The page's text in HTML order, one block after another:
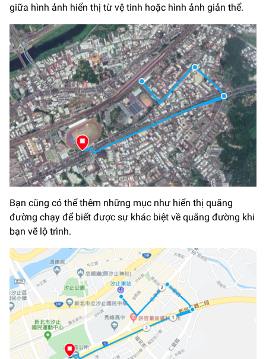
giữa hình ảnh hiển thị từ vệ tinh hoặc hình ảnh giản thể.
Bạn cũng có thể thêm những mục như hiển thị quãng
đường chạy để biết được sự khác biệt về quãng đường khi
bạn vẽ lộ trình.